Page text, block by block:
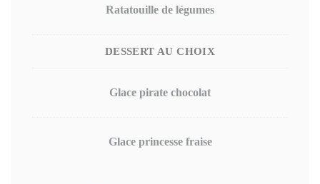
Ratatouille de légumes
DESSERT AU CHOIX
Glace pirate chocolat
Glace princesse fraise